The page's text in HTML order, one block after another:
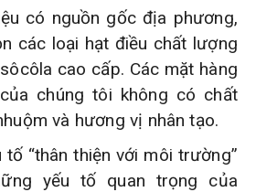
có nguồn gốc địa phương,
các loại hạt điều chất lượng
cao cấp. Các mặt hàng
chúng tôi không có chất
và hương vị nhân tạo.
tố “thân thiện với môi trường”
yếu tố quan trọng của